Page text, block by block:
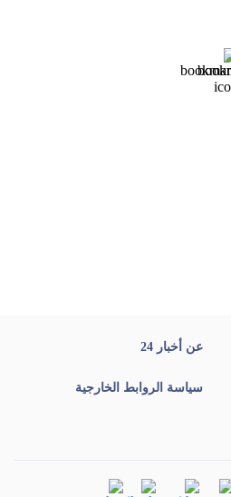
عن أخبار 24
سياسة الروابط الخارجية